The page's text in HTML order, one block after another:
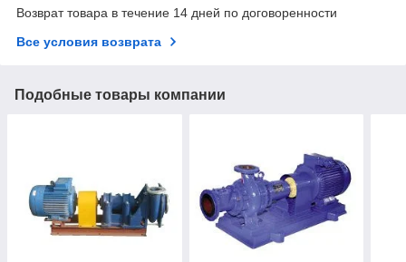
Возврат товара в течение 14 дней по договоренности
Все условия возврата
Подобные товары компании